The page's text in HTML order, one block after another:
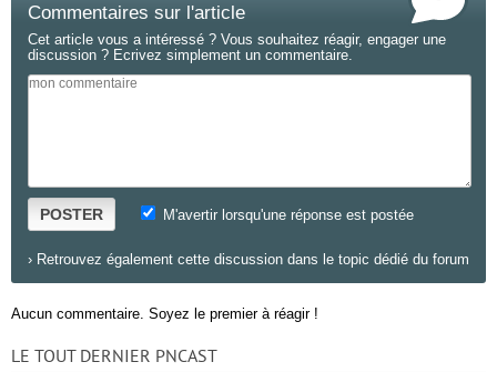
Commentaires sur l'article
Cet article vous a intéressé ? Vous souhaitez réagir, engager une
discussion ? Ecrivez simplement un commentaire.
POSTER M'avertir lorsqu'une réponse est postée
› Retrouvez également cette discussion dans le topic dédié du forum
Aucun commentaire. Soyez le premier à réagir !
LE TOUT DERNIER PNCAST